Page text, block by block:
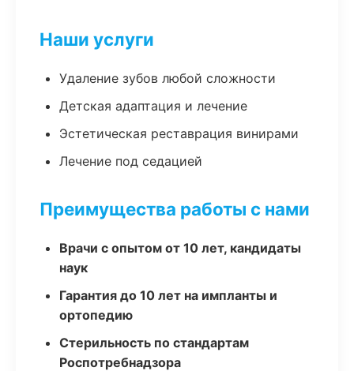
Наши услуги
Удаление зубов любой сложности
Детская адаптация и лечение
Эстетическая реставрация винирами
Лечение под седацией
Преимущества работы с нами
Врачи с опытом от 10 лет, кандидаты
наук
Гарантия до 10 лет на импланты и
ортопедию
Стерильность по стандартам
Роспотребнадзора